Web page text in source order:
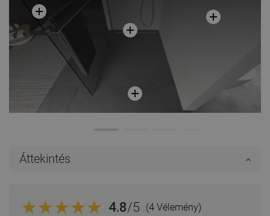
Áttekintés
4.8/5 (4 Vélemény)